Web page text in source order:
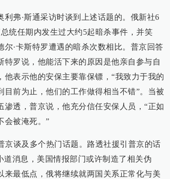
弗·斯通采访时谈到上述话题的。俄新社6
统任期内发生过大约5起暗杀事件，并笑
·卡斯特罗遭遇的暗杀次数相比。普京回答
罗说，他能活下来的原因是他亲自参与自
表示他的安保主要靠保镖，“我致力于我的
前为止，他们的工作做得相当不错”。当被
透，普京说，他充分信任安保人员，“正如
会被淹死。”
京谈及多个热门话题。路透社援引普京的话
消息，美国情报部门或许制造了相关伪
最低点，俄将继续就两国关系正常化与美